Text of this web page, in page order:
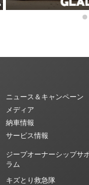
ニュース＆キャンペーン
メディア
納車情報
サービス情報
ジープオーナーシップサ
ラム
キズとり救急隊